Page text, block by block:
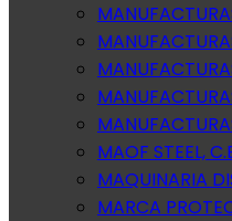
MAOF STEEL,
MAQUINARIA
MARCA